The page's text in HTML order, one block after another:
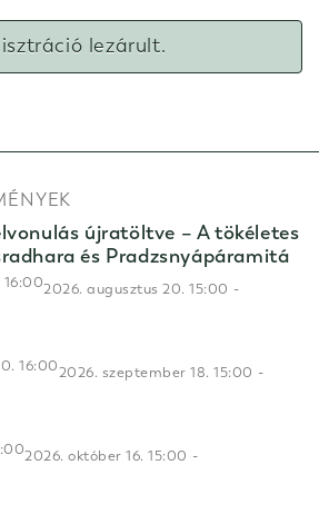
lezárult.
újratöltve – A tökéletes
és Pradzsnyápáramitá
2026. augusztus 20. 15:00 -
16:00
2026. szeptember 18. 15:00 -
16:00
2026. október 16. 15:00 -